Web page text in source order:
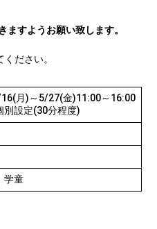
すようお願い致します。
ださい。
月)～5/27(金)11:00～16:00
別設定(30分程度)
学童